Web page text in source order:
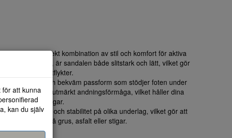
en perfekt kombination av stil och komfort för aktiva
material, är sandalen både slitstark och lätt, vilket gör
till stadsutflykter.
du en säker och bekväm passform som stödjer foten under
designen ger utmärkt andningsförmåga, vilket håller dina
under varma dagar.
ger bra grepp och stabilitet på olika underlag, vilket gör att
om du går på grus, asfalt eller stigar.
att kunna
kan du själv